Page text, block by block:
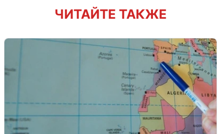
ЧИТАЙТЕ ТАКЖЕ